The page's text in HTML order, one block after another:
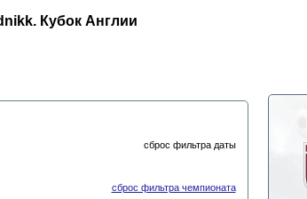
Кубок Англии
сброс фильтра даты
сброс фильтра чемпионата